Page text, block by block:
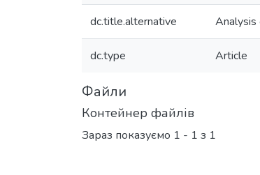
dc.title.alternative
dc.type Article
Файли
Контейнер файлів
Зараз показуємо 1 - 1 з 1